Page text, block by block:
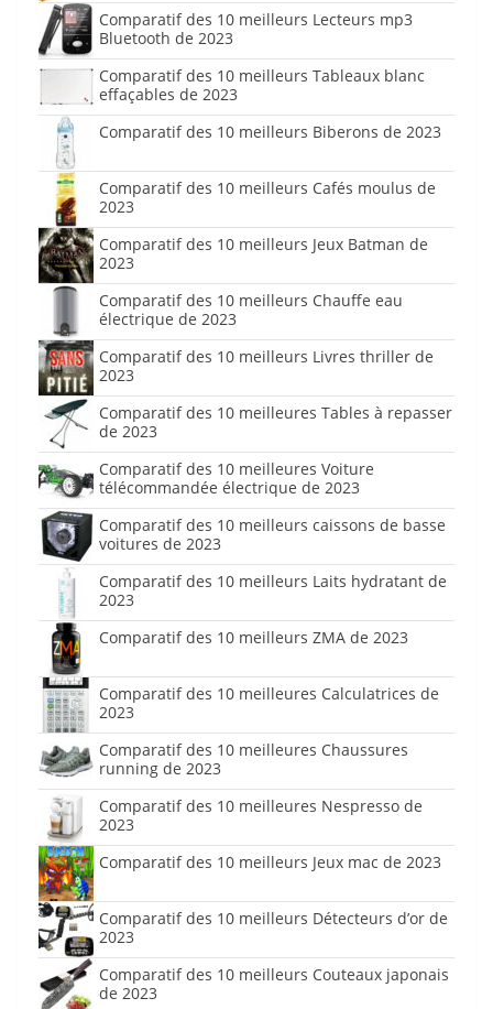
Comparatif des 10 meilleurs Lecteurs mp3
Bluetooth de 2023
Comparatif des 10 meilleurs Tableaux blanc
effaçables de 2023
Comparatif des 10 meilleurs Biberons de 2023
Comparatif des 10 meilleurs Cafés moulus de
2023
Comparatif des 10 meilleurs Jeux Batman de
2023
Comparatif des 10 meilleurs Chauffe eau
électrique de 2023
Comparatif des 10 meilleurs Livres thriller de
2023
Comparatif des 10 meilleures Tables à repasser
de 2023
Comparatif des 10 meilleures Voiture
télécommandée électrique de 2023
Comparatif des 10 meilleurs caissons de basse
voitures de 2023
Comparatif des 10 meilleurs Laits hydratant de
2023
Comparatif des 10 meilleurs ZMA de 2023
Comparatif des 10 meilleures Calculatrices de
2023
Comparatif des 10 meilleures Chaussures
running de 2023
Comparatif des 10 meilleures Nespresso de
2023
Comparatif des 10 meilleurs Jeux mac de 2023
Comparatif des 10 meilleurs Détecteurs d’or de
2023
Comparatif des 10 meilleurs Couteaux japonais
de 2023